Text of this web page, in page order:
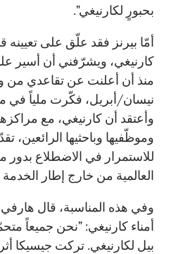
بحبورٍ لكارنيغي".
أمّا بيرنز فقد علّق على تعيينه
كارنيغي، ويشرّفني أن أسير
منذ أن أعلنت عن تقاعدي من
نيسان/أبريل، فكّرت ملياً في
وأعتقد أن كارنيغي، مع
وموظّفيها وباحثيها الرائعين،
للاستمرار في الاضطلاع بدور
العالمية من خارج إطار الخدمة
وفي هذه المناسبة، قال
أمناء كارنيغي: "نحن جميعاً
بيل لكارنيغي. تركت جيسيكا